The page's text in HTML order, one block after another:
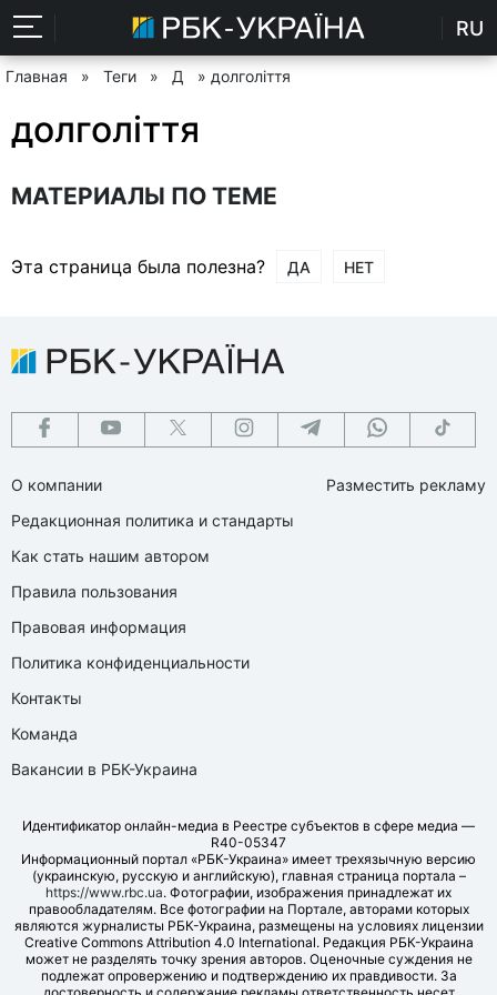
RU
Главная » Теги » Д » долголіття
долголіття
МАТЕРИАЛЫ ПО ТЕМЕ
Эта страница была полезна? ДА НЕТ
О компании
Редакционная политика и стандарты
Как стать нашим автором
Правила пользования
Правовая информация
Политика конфиденциальности
Контакты
Команда
Вакансии в РБК-Украина
Разместить рекламу
Идентификатор онлайн-медиа в Реестре субъектов в сфере медиа —
R40-05347
Информационный портал «РБК-Украина» имеет трехязычную версию
(украинскую, русскую и английскую), главная страница портала –
https://www.rbc.ua. Фотографии, изображения принадлежат их
правообладателям. Все фотографии на Портале, авторами которых
являются журналисты РБК-Украина, размещены на условиях лицензии
Creative Commons Attribution 4.0 International. Редакция РБК-Украина
может не разделять точку зрения авторов. Оценочные суждения не
подлежат опровержению и подтверждению их правдивости. За